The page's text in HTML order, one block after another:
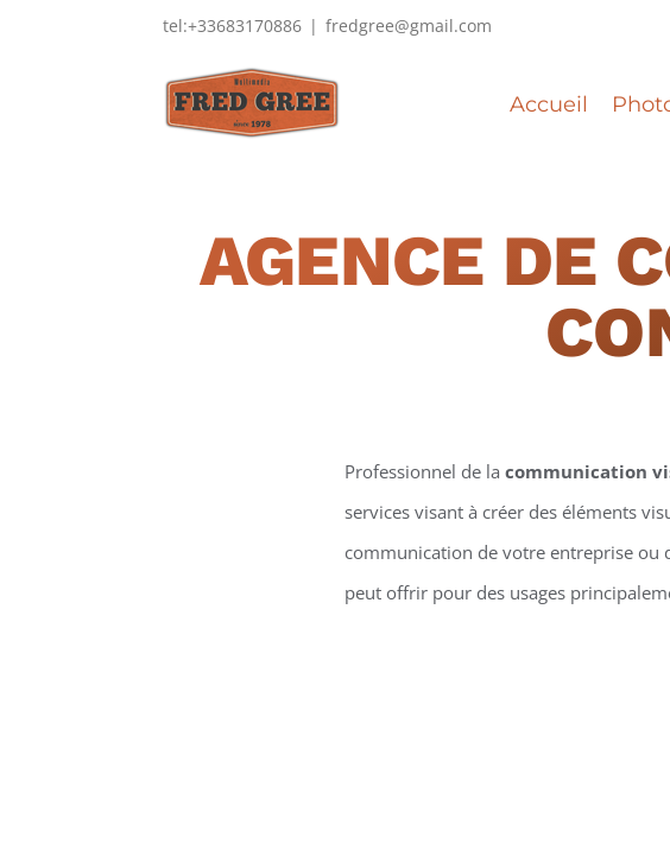
tel:+33683170886 | fredgree@gmail.com
Accueil
AGENCE DE
Professionnel de la communication
services visant à créer des éléments
communication de votre entreprise ou
peut offrir pour des usages